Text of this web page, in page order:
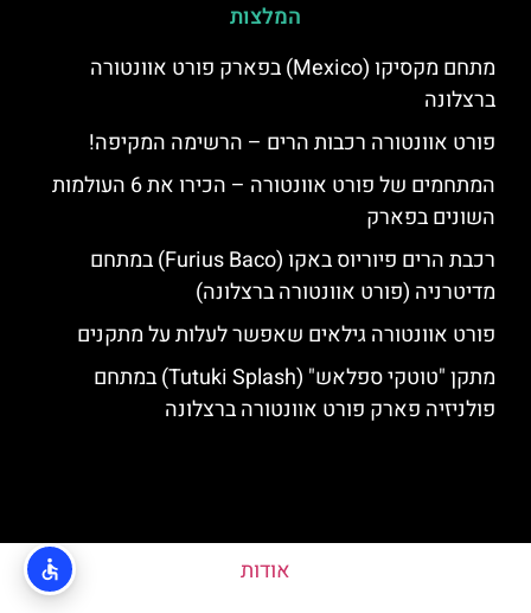
המלצות
מתחם מקסיקו (Mexico) בפארק פורט אוונטורה
ברצלונה
פורט אוונטורה רכבות הרים – הרשימה המקיפה!
המתחמים של פורט אוונטורה – הכירו את 6 העולמות
השונים בפארק
רכבת הרים פיוריוס באקו (Furius Baco) במתחם
מדיטרניה (פורט אוונטורה ברצלונה)
פורט אוונטורה גילאים שאפשר לעלות על מתקנים
מתקן "טוטקי ספלאש" (Tutuki Splash) במתחם
פולניזיה פארק פורט אוונטורה ברצלונה
אודות